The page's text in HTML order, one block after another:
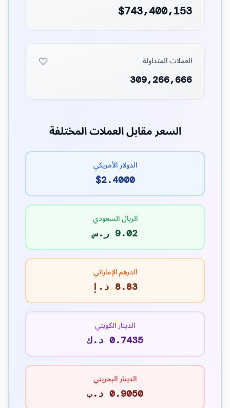
$743,400,153
العملات المتداولة
309,266,666
السعر مقابل العملات المختلفة
الدولار الأمريكي
$2.4000
الريال السعودي
9.02 ر.س
الدرهم الإماراتي
8.83 د.إ
الدينار الكويتي
0.7435 د.ك
الدينار البحريني
0.9050 د.ب